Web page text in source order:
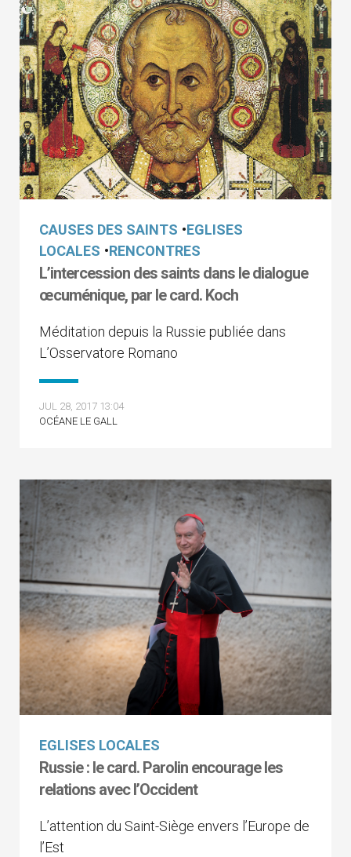
CAUSES DES SAINTS •EGLISES
LOCALES •RENCONTRES
L’intercession des saints dans le dialogue
œcuménique, par le card. Koch
Méditation depuis la Russie publiée dans
L’Osservatore Romano
JUL 28, 2017 13:04
OCÉANE LE GALL
EGLISES LOCALES
Russie : le card. Parolin encourage les
relations avec l’Occident
L’attention du Saint-Siège envers l’Europe de
l’Est